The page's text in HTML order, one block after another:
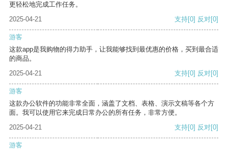
更轻松地完成工作任务。
2025-04-21
支持[0] 反对[0]
游客
这款app是我购物的得力助手，让我能够找到最优惠的价格，买到最合适
的商品。
2025-04-21
支持[0] 反对[0]
游客
这款办公软件的功能非常全面，涵盖了文档、表格、演示文稿等各个方
面。我可以使用它来完成日常办公的所有任务，非常方便。
2025-04-21
支持[0] 反对[0]
游客